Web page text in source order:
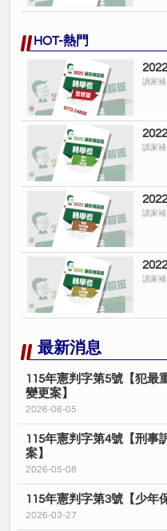
HOT-熱門
讀家
讀家
讀家
讀家
最新消息
115年憲判字第5號【犯最
變更案】
2026-06-05
115年憲判字第4號【刑事
案】
2026-05-08
115年憲判字第3號【少年
2026-03-27